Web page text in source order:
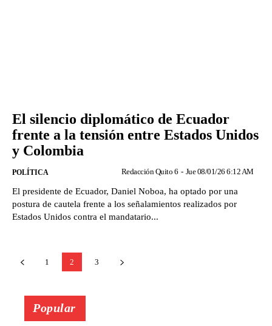
El silencio diplomático de Ecuador
frente a la tensión entre Estados Unidos
y Colombia
POLÍTICA Redacción Quito 6 - Jue 08/01/26 6:12 AM
El presidente de Ecuador, Daniel Noboa, ha optado por una
postura de cautela frente a los señalamientos realizados por
Estados Unidos contra el mandatario...
1 2 3
Popular